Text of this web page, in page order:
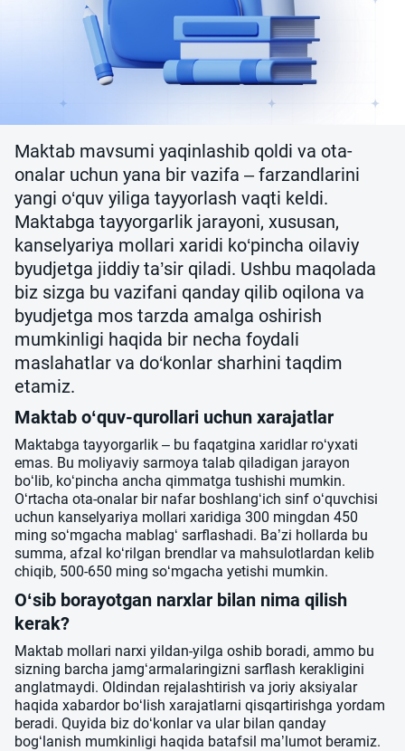
Maktab mavsumi yaqinlashib qoldi va ota-
onalar uchun yana bir vazifa – farzandlarini
yangi o‘quv yiliga tayyorlash vaqti keldi.
Maktabga tayyorgarlik jarayoni, xususan,
kanselyariya mollari xaridi ko‘pincha oilaviy
byudjetga jiddiy ta’sir qiladi. Ushbu maqolada
biz sizga bu vazifani qanday qilib oqilona va
byudjetga mos tarzda amalga oshirish
mumkinligi haqida bir necha foydali
maslahatlar va do‘konlar sharhini taqdim
etamiz.
Maktab o‘quv-qurollari uchun xarajatlar
Maktabga tayyorgarlik – bu faqatgina xaridlar ro‘yxati
emas. Bu moliyaviy sarmoya talab qiladigan jarayon
bo‘lib, ko‘pincha ancha qimmatga tushishi mumkin.
O‘rtacha ota-onalar bir nafar boshlang‘ich sinf o‘quvchisi
uchun kanselyariya mollari xaridiga 300 mingdan 450
ming so‘mgacha mablag‘ sarflashadi. Ba’zi hollarda bu
summa, afzal ko‘rilgan brendlar va mahsulotlardan kelib
chiqib, 500-650 ming so‘mgacha yetishi mumkin.
O‘sib borayotgan narxlar bilan nima qilish
kerak?
Maktab mollari narxi yildan-yilga oshib boradi, ammo bu
sizning barcha jamg‘armalaringizni sarflash kerakligini
anglatmaydi. Oldindan rejalashtirish va joriy aksiyalar
haqida xabardor bo‘lish xarajatlarni qisqartirishga yordam
beradi. Quyida biz do‘konlar va ular bilan qanday
bog‘lanish mumkinligi haqida batafsil ma’lumot beramiz.